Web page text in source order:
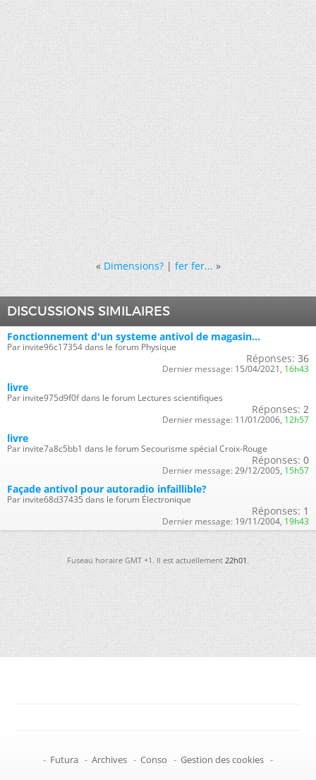
« Dimensions?|fer fer... »
DISCUSSIONS SIMILAIRES
Fonctionnement d'un systeme antivol de magasin...
Par invite96c17354 dans le forum Physique
Réponses: 36
Dernier message: 15/04/2021, 16h43
livre
Par invite975d9f0f dans le forum Lectures scientifiques
Réponses: 2
Dernier message: 11/01/2006, 12h57
livre
Par invite7a8c5bb1 dans le forum Secourisme spécial Croix-Rouge
Réponses: 0
Dernier message: 29/12/2005, 15h57
Façade antivol pour autoradio infaillible?
Par invite68d37435 dans le forum Électronique
Réponses: 1
Dernier message: 19/11/2004, 19h43
Fuseau horaire GMT +1. Il est actuellement22h01.
- Futura - Archives - Conso - Gestion des cookies -